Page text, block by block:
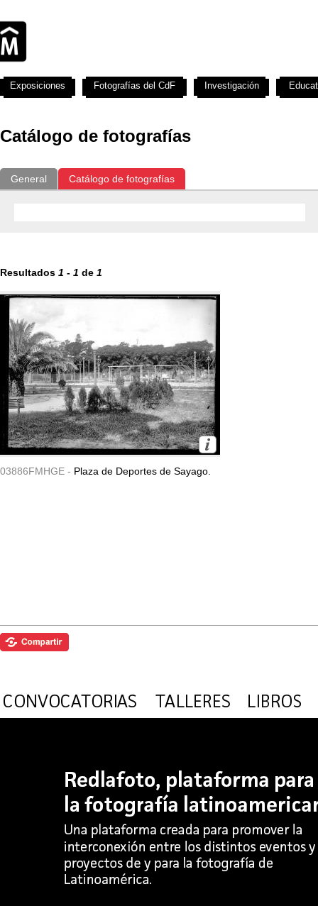
Catálogo de fotografías
General Catálogo de fotografías
Resultados 1 - 1 de 1
03886FMHGE - Plaza de Deportes de Sayago.
Exposiciones Fotografías del CdF Investigación